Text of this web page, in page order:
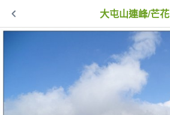
大屯山連峰/芒花